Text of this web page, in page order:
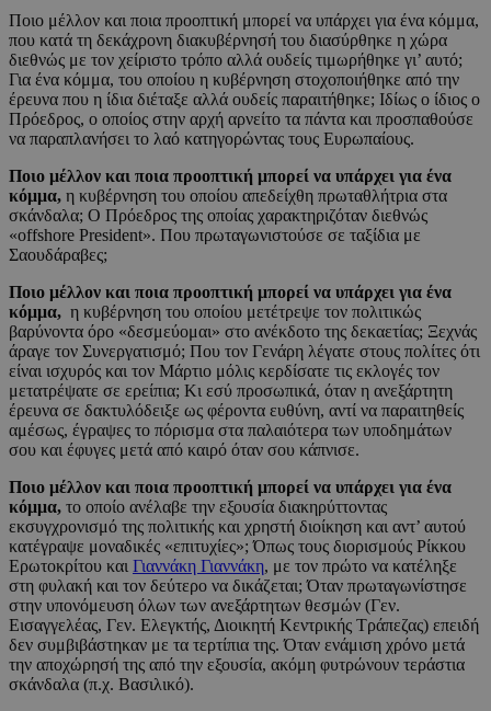
Ποιο μέλλον και ποια προοπτική μπορεί να υπάρχει για ένα κόμμα,
που κατά τη δεκάχρονη διακυβέρνησή του διασύρθηκε η χώρα
διεθνώς με τον χείριστο τρόπο αλλά ουδείς τιμωρήθηκε γι’ αυτό;
Για ένα κόμμα, του οποίου η κυβέρνηση στοχοποιήθηκε από την
έρευνα που η ίδια διέταξε αλλά ουδείς παραιτήθηκε; Ιδίως ο ίδιος ο
Πρόεδρος, ο οποίος στην αρχή αρνείτο τα πάντα και προσπαθούσε
να παραπλανήσει το λαό κατηγορώντας τους Ευρωπαίους.
Ποιο μέλλον και ποια προοπτική μπορεί να υπάρχει για ένα
κόμμα, η κυβέρνηση του οποίου απεδείχθη πρωταθλήτρια στα
σκάνδαλα; Ο Πρόεδρος της οποίας χαρακτηριζόταν διεθνώς
«offshore President». Που πρωταγωνιστούσε σε ταξίδια με
Σαουδάραβες;
Ποιο μέλλον και ποια προοπτική μπορεί να υπάρχει για ένα
κόμμα, η κυβέρνηση του οποίου μετέτρεψε τον πολιτικώς
βαρύνοντα όρο «δεσμεύομαι» στο ανέκδοτο της δεκαετίας; Ξεχνάς
άραγε τον Συνεργατισμό; Που τον Γενάρη λέγατε στους πολίτες ότι
είναι ισχυρός και τον Μάρτιο μόλις κερδίσατε τις εκλογές τον
μετατρέψατε σε ερείπια; Κι εσύ προσωπικά, όταν η ανεξάρτητη
έρευνα σε δακτυλόδειξε ως φέροντα ευθύνη, αντί να παραιτηθείς
αμέσως, έγραψες το πόρισμα στα παλαιότερα των υποδημάτων
σου και έφυγες μετά από καιρό όταν σου κάπνισε.
Ποιο μέλλον και ποια προοπτική μπορεί να υπάρχει για ένα
κόμμα, το οποίο ανέλαβε την εξουσία διακηρύττοντας
εκσυγχρονισμό της πολιτικής και χρηστή διοίκηση και αντ’ αυτού
κατέγραψε μοναδικές «επιτυχίες»; Όπως τους διορισμούς Ρίκκου
Ερωτοκρίτου και Γιαννάκη Γιαννάκη, με τον πρώτο να κατέληξε
στη φυλακή και τον δεύτερο να δικάζεται; Όταν πρωταγωνίστησε
στην υπονόμευση όλων των ανεξάρτητων θεσμών (Γεν.
Εισαγγελέας, Γεν. Ελεγκτής, Διοικητή Κεντρικής Τράπεζας) επειδή
δεν συμβιβάστηκαν με τα τερτίπια της. Όταν ενάμιση χρόνο μετά
την αποχώρησή της από την εξουσία, ακόμη φυτρώνουν τεράστια
σκάνδαλα (π.χ. Βασιλικό).